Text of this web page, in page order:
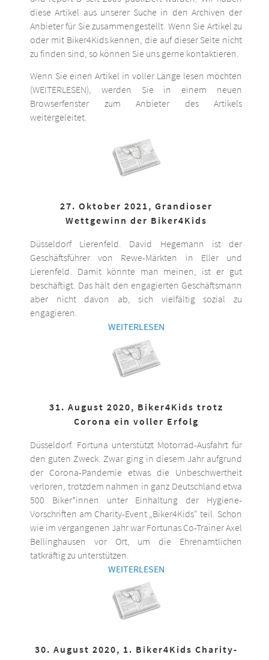
diese Artikel aus unserer Suche in den Archiven der
Anbieter für Sie zusammengestellt. Wenn Sie Artikel zu
oder mit Biker4Kids kennen, die auf dieser Seite nicht
zu finden sind, so können Sie uns gerne kontaktieren.
Wenn Sie einen Artikel in voller Länge lesen möchten
(WEITERLESEN), werden Sie in einem neuen
Browserfenster zum Anbieter des Artikels
weitergeleitet.
27. Oktober 2021, Grandioser
Wettgewinn der Biker4Kids
Düsseldorf Lierenfeld. David Hegemann ist der
Geschäftsführer von Rewe-Märkten in Eller und
Lierenfeld. Damit könnte man meinen, ist er gut
beschäftigt. Das hält den engagierten Geschäftsmann
aber nicht davon ab, sich vielfältig sozial zu
engagieren.
WEITERLESEN
31. August 2020, Biker4Kids trotz
Corona ein voller Erfolg
Düsseldorf. Fortuna unterstützt Motorrad-Ausfahrt für
den guten Zweck. Zwar ging in diesem Jahr aufgrund
der Corona-Pandemie etwas die Unbeschwertheit
verloren, trotzdem nahmen in ganz Deutschland etwa
500 Biker*innen unter Einhaltung der Hygiene-
Vorschriften am Charity-Event „Biker4Kids“ teil. Schon
wie im vergangenen Jahr war Fortunas Co-Trainer Axel
Bellinghausen vor Ort, um die Ehrenamtlichen
tatkräftig zu unterstützen.
WEITERLESEN
30. August 2020, 1. Biker4Kids Charity-